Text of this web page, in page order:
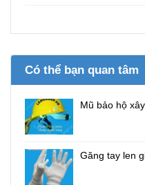
Có thể bạn quan tâm
Mũ bảo hộ
Găng tay len